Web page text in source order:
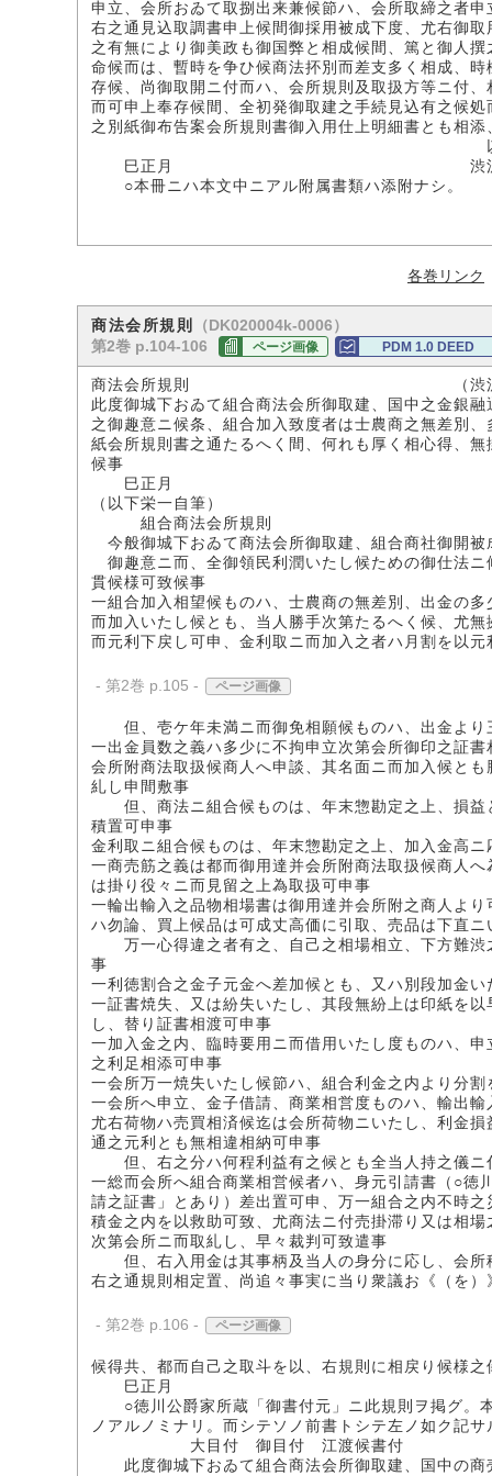
申立、会所おゐて取捌出来兼候節ハ、会所取締之者
右之通見込取調書申上候間御採用被成下度、尤右御
之有無により御美政も御国弊と相成候間、篤と御人
命候而は、暫時を争ひ候商法抔別而差支多く相成、
存候、尚御取開ニ付而ハ、会所規則及取扱方等ニ付
而可申上奉存候間、全初発御取建之手続見込有之候
之別紙御布告案会所規則書御入用仕上明細書とも相添
以
巳正月 渋沢篤
○本冊ニハ本文中ニアル附属書類ハ添附ナシ。
各巻リンク
商法会所規則
（DK020004k-0006）
第2巻 p.104-106
ページ画像 PDM 1.0 DEED
商法会所規則 （渋沢子爵
此度御城下おゐて組合商法会所御取建、国中之金銀
之御趣意ニ候条、組合加入致度者は士農商之無差別
紙会所規則書之通たるへく間、何れも厚く相心得、
候事
巳正月
（以下栄一自筆）
組合商法会所規則
今般御城下おゐて商法会所御取建、組合商社御開
御趣意ニ而、全御領民利潤いたし候ための御仕法
貫候様可致候事
一組合加入相望候ものハ、士農商の無差別、出金の
而加入いたし候とも、当人勝手次第たるへく候、尤
而元利下戻し可申、金利取ニ而加入之者ハ月割を以元
- 第2巻 p.105 - ページ画像
但、壱ケ年未満ニ而御免相願候ものハ、出金より
一出金員数之義ハ多少に不拘申立次第会所御印之証
会所附商法取扱候商人へ申談、其名面ニ而加入候と
糺し申間敷事
但、商法ニ組合候ものは、年末惣勘定之上、損益
積置可申事
金利取ニ組合候ものは、年末惣勘定之上、加入金高
一商売筋之義は都而御用達并会所附商法取扱候商人
は掛り役々ニ而見留之上為取扱可申事
一輪出輸入之品物相場書は御用達并会所附之商人よ
ハ勿論、買上候品は可成丈高価に引取、売品は下直
万一心得違之者有之、自己之相場相立、下方難渋
事
一利徳割合之金子元金へ差加候とも、又ハ別段加金
一証書焼失、又は紛失いたし、其段無紛上は印紙を
し、替り証書相渡可申事
一加入金之内、臨時要用ニ而借用いたし度ものハ、
之利足相添可申事
一会所万一焼失いたし候節ハ、組合利金之内より分
一会所へ申立、金子借請、商業相営度ものハ、輸出
尤右荷物ハ売買相済候迄は会所荷物ニいたし、利金
通之元利とも無相違相納可申事
但、右之分ハ何程利益有之候とも全当人持之儀ニ
一総而会所へ組合商業相営候者ハ、身元引請書（○徳
請之証書」とあり）差出置可申、万一組合之内不時
積金之内を以救助可致、尤商法ニ付売掛滞り又は相
次第会所ニ而取糺し、早々裁判可致遣事
但、右入用金は其事柄及当人の身分に応し、会所
右之通規則相定置、尚追々事実に当り衆議お《（を
- 第2巻 p.106 - ページ画像
候得共、都而自己之取斗を以、右規則に相戻り候様之
巳正月 商法
○徳川公爵家所蔵「御書付元」ニ此規則ヲ掲グ。
ノアルノミナリ。而シテソノ前書トシテ左ノ如ク記サ
大目付 御目付 江渡候書付
此度御城下おゐて組合商法会所御取建、国中の商